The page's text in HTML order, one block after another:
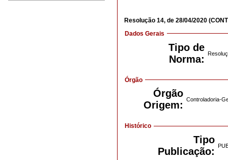
Resolução 14, de 28/04/2020
Dados Gerais
Tipo de
Norma:
Órgão
Órgão
Origem:
Controladoria-
Histórico
Tipo
Publicação: